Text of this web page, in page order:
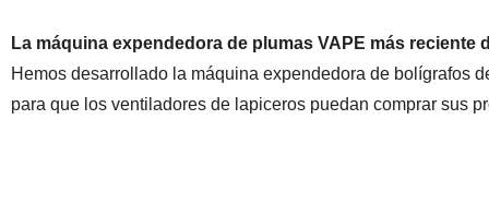
La máquina expendedora de plumas VAPE más reciente
Hemos desarrollado la máquina expendedora de bolígrafos
para que los ventiladores de lapiceros puedan comprar sus